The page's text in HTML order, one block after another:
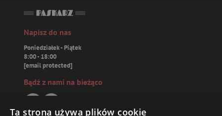
Napisz do nas
Poniedziałek - Piątek
8:00 - 18:00
[email protected]
Bądź z nami na bieżąco
Ta strona używa plików cookie